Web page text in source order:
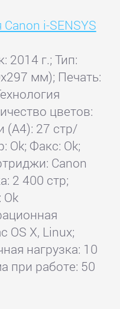
i-SENSYS
2014 г.; Тип:
мм); Печать:
цветов:
(А4): 27 стр/
Ok; Факс: Ok;
Canon
2 400 стр;
OS X, Linux;
нагрузка: 10
при работе: 50